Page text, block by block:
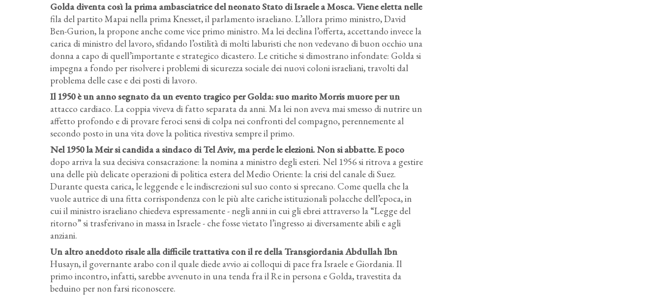
Golda diventa così la prima ambasciatrice del neonato Stato di Israele a Mosca. Viene eletta nelle
fila del partito Mapai nella prima Knesset, il parlamento israeliano. L’allora primo ministro, David
Ben-Gurion, la propone anche come vice primo ministro. Ma lei declina l’offerta, accettando invece la
carica di ministro del lavoro, sfidando l’ostilità di molti laburisti che non vedevano di buon occhio una
donna a capo di quell’importante e strategico dicastero. Le critiche si dimostrano infondate: Golda si
impegna a fondo per risolvere i problemi di sicurezza sociale dei nuovi coloni israeliani, travolti dal
problema delle case e dei posti di lavoro.
Il 1950 è un anno segnato da un evento tragico per Golda: suo marito Morris muore per un
attacco cardiaco. La coppia viveva di fatto separata da anni. Ma lei non aveva mai smesso di nutrire un
affetto profondo e di provare feroci sensi di colpa nei confronti del compagno, perennemente al
secondo posto in una vita dove la politica rivestiva sempre il primo.
Nel 1950 la Meir si candida a sindaco di Tel Aviv, ma perde le elezioni. Non si abbatte. E poco
dopo arriva la sua decisiva consacrazione: la nomina a ministro degli esteri. Nel 1956 si ritrova a gestire
una delle più delicate operazioni di politica estera del Medio Oriente: la crisi del canale di Suez.
Durante questa carica, le leggende e le indiscrezioni sul suo conto si sprecano. Come quella che la
vuole autrice di una fitta corrispondenza con le più alte cariche istituzionali polacche dell’epoca, in
cui il ministro israeliano chiedeva espressamente - negli anni in cui gli ebrei attraverso la “Legge del
ritorno” si trasferivano in massa in Israele - che fosse vietato l’ingresso ai diversamente abili e agli
anziani.
Un altro aneddoto risale alla difficile trattativa con il re della Transgiordania Abdullah Ibn
Husayn, il governante arabo con il quale diede avvio ai colloqui di pace fra Israele e Giordania. Il
primo incontro, infatti, sarebbe avvenuto in una tenda fra il Re in persona e Golda, travestita da
beduino per non farsi riconoscere.